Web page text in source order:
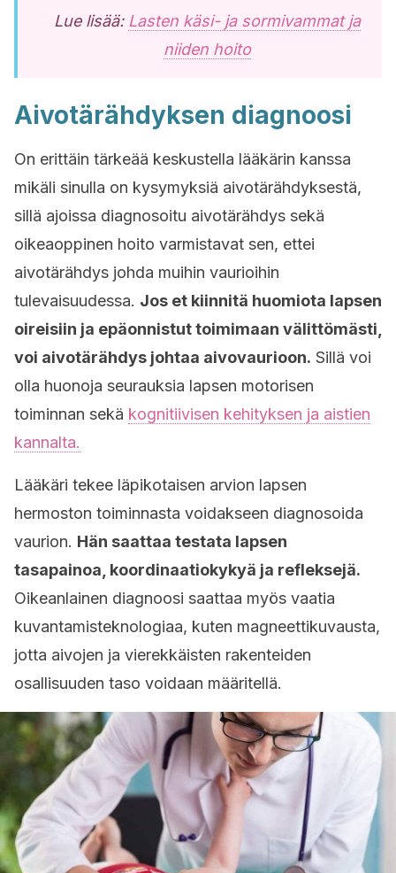
Lue lisää: Lasten käsi- ja sormivammat ja
niiden hoito
Aivotärähdyksen diagnoosi
On erittäin tärkeää keskustella lääkärin kanssa
mikäli sinulla on kysymyksiä aivotärähdyksestä,
sillä ajoissa diagnosoitu aivotärähdys sekä
oikeaoppinen hoito varmistavat sen, ettei
aivotärähdys johda muihin vaurioihin
tulevaisuudessa. Jos et kiinnitä huomiota lapsen
oireisiin ja epäonnistut toimimaan välittömästi,
voi aivotärähdys johtaa aivovaurioon. Sillä voi
olla huonoja seurauksia lapsen motorisen
toiminnan sekä kognitiivisen kehityksen ja aistien
kannalta.
Lääkäri tekee läpikotaisen arvion lapsen
hermoston toiminnasta voidakseen diagnosoida
vaurion. Hän saattaa testata lapsen
tasapainoa, koordinaatiokykyä ja refleksejä.
Oikeanlainen diagnoosi saattaa myös vaatia
kuvantamisteknologiaa, kuten magneettikuvausta,
jotta aivojen ja vierekkäisten rakenteiden
osallisuuden taso voidaan määritellä.